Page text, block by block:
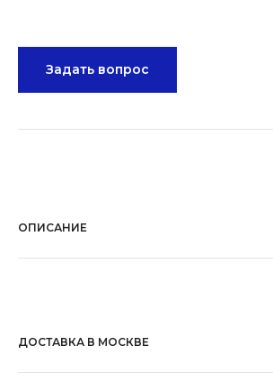
Задать вопрос
ОПИСАНИЕ
ДОСТАВКА В МОСКВЕ